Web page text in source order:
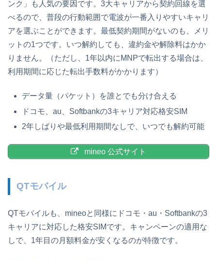
ンク」も人気の要因です。3大キャリアから契約回線を選
べるので、普段の行動範囲で電波が一番入りやすいキャリ
アを選ぶことができます。最低契約期間がないのも、メリ
ットの1つです。いつ解約しても、違約金や解除料はかか
りません。（ただし、1年以内にMNPで転出する場合は、
利用期間に応じた転出手数料がかかります）
データ量（パケット）を誰とでも分け合える
ドコモ、au、Softbankの3キャリア対応格安SIM
2年しばりや最低利用期間なしで、いつでも解約可能
mineo 公式サイト
QTモバイル
QTモバイルも、mineoと同様にドコモ・au・Softbankの3
キャリアに対応した格安SIMです。キャンペーンの適用な
しで、1年目の月額料金が安くなるのが特徴です。